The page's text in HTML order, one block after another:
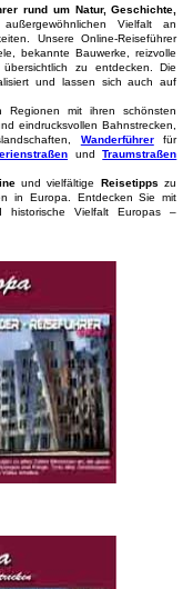
rund um Natur, Geschichte,
Vielfalt an
Unsere Online-Reiseführer
bekannte Bauwerke, reizvolle
zu entdecken. Die
und lassen sich auch auf
Regionen mit ihren schönsten
eindrucksvollen Bahnstrecken,
Wanderführerfür
undTraumstraßen
und vielfältige Reisetipps zu
in Europa. Entdecken Sie mit
historische Vielfalt Europas –